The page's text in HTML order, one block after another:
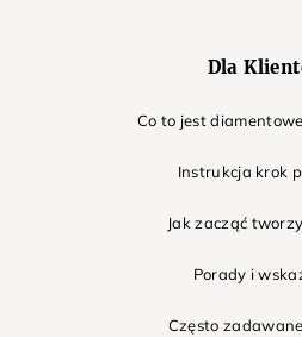
Dla
Co to jest
Instrukcja krok
Jak zacząć
Porady i
Często